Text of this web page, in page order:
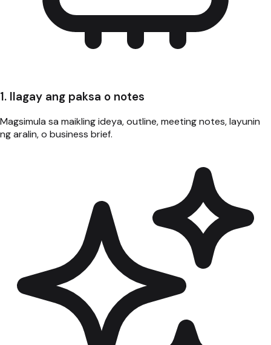
1. Ilagay ang paksa o notes
Magsimula sa maikling ideya, outline, meeting notes, layunin
ng aralin, o business brief.